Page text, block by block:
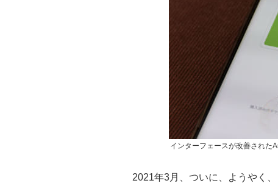
インターフェースが改善された
2021年3月、ついに、ようやく